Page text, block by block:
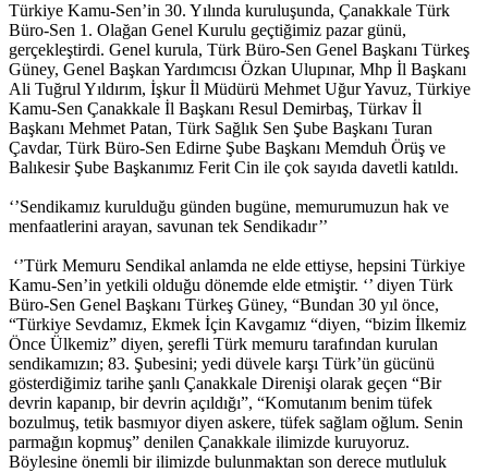
Türkiye Kamu-Sen’in 30. Yılında kuruluşunda, Çanakkale Türk
Büro-Sen 1. Olağan Genel Kurulu geçtiğimiz pazar günü,
gerçekleştirdi. Genel kurula, Türk Büro-Sen Genel Başkanı Türkeş
Güney, Genel Başkan Yardımcısı Özkan Ulupınar, Mhp İl Başkanı
Ali Tuğrul Yıldırım, İşkur İl Müdürü Mehmet Uğur Yavuz, Türkiye
Kamu-Sen Çanakkale İl Başkanı Resul Demirbaş, Türkav İl
Başkanı Mehmet Patan, Türk Sağlık Sen Şube Başkanı Turan
Çavdar, Türk Büro-Sen Edirne Şube Başkanı Memduh Örüş ve
Balıkesir Şube Başkanımız Ferit Cin ile çok sayıda davetli katıldı.
‘’Sendikamız kurulduğu günden bugüne, memurumuzun hak ve
menfaatlerini arayan, savunan tek Sendikadır’’
‘’Türk Memuru Sendikal anlamda ne elde ettiyse, hepsini Türkiye
Kamu-Sen’in yetkili olduğu dönemde elde etmiştir. ‘’ diyen Türk
Büro-Sen Genel Başkanı Türkeş Güney, “Bundan 30 yıl önce,
“Türkiye Sevdamız, Ekmek İçin Kavgamız “diyen, “bizim İlkemiz
Önce Ülkemiz” diyen, şerefli Türk memuru tarafından kurulan
sendikamızın; 83. Şubesini; yedi düvele karşı Türk’ün gücünü
gösterdiğimiz tarihe şanlı Çanakkale Direnişi olarak geçen “Bir
devrin kapanıp, bir devrin açıldığı”, “Komutanım benim tüfek
bozulmuş, tetik basmıyor diyen askere, tüfek sağlam oğlum. Senin
parmağın kopmuş” denilen Çanakkale ilimizde kuruyoruz.
Böylesine önemli bir ilimizde bulunmaktan son derece mutluluk